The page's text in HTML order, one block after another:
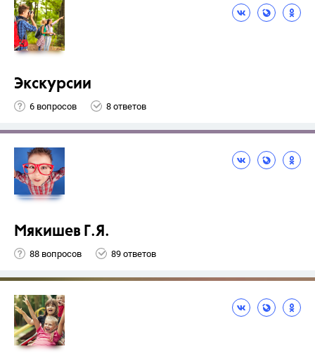
Экскурсии
6 вопросов 8 ответов
Мякишев Г.Я.
88 вопросов 89 ответов